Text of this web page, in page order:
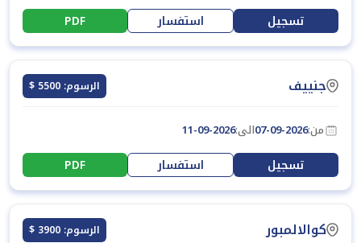
تسجيل استفسار PDF
جنييف الرسوم: 5500 $
من:07-09-2026الى:11-09-2026
تسجيل استفسار PDF
كوالالمبور الرسوم: 3900 $